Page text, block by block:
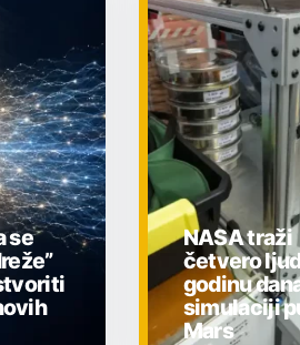
se
NASA traži
četvero
godinu
simulaciji
Mars